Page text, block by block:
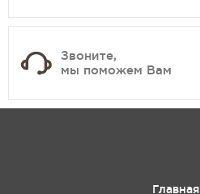
Звоните,
мы поможем Вам
Главная